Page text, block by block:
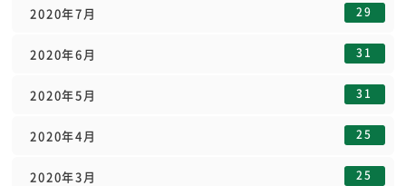
2020年7月 29
2020年6月 31
2020年5月 31
2020年4月 25
2020年3月 25